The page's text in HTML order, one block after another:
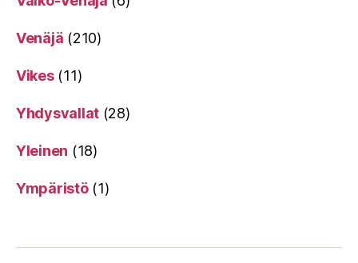
Venäjä (210)
Vikes(11)
Yhdysvallat (28)
Yleinen (18)
Ympäristö(1)